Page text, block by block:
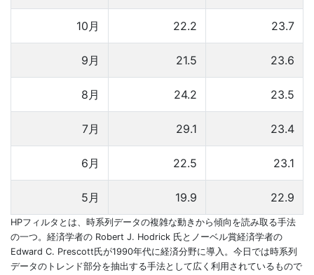
10月 22.2 23.7
9月 21.5 23.6
8月 24.2 23.5
7月 29.1 23.4
6月 22.5 23.1
5月 19.9 22.9
HPフィルタとは、時系列データの複雑な動きから傾向を読み取る手法
の一つ。経済学者の Robert J. Hodrick 氏とノーベル賞経済学者の
Edward C. Prescott氏が1990年代に経済分野に導入。今日では時系列
データのトレンド部分を抽出する手法として広く利用されているもので